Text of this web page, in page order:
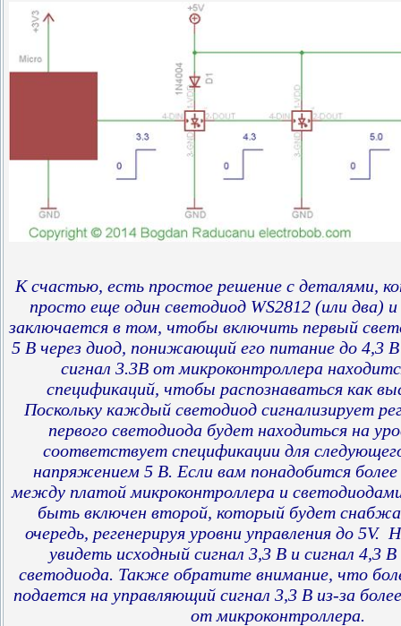
К счастью, есть простое решение с деталями,
просто еще один светодиод WS2812 (или два)
заключается в том, чтобы включить первый
5 В через диод, понижающий его питание до 4,3
сигнал 3.3В от микроконтроллера
спецификаций, чтобы распознаваться как
Поскольку каждый светодиод сигнализирует
первого светодиода будет находиться на
соответствует спецификации для
напряжением 5 В. Если вам понадобится более
между платой микроконтроллера и
быть включен второй, который будет
очередь, регенерируя уровни управления до
увидеть исходный сигнал 3,3 В и сигнал 4,3 В
светодиода. Также обратите внимание, что
подается на управляющий сигнал 3,3 В из-за
от микроконтроллера.